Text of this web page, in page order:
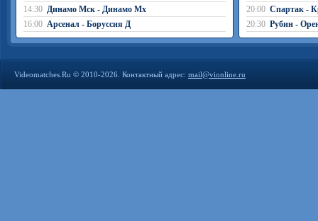
14:30 Динамо Мск - Динамо Мх
16:00 Арсенал - Боруссия Д
20:00 Спартак -
20:30 Рубин -
Videomatches.Ru © 2010-2026. Контактный адрес: mail@vionline.ru